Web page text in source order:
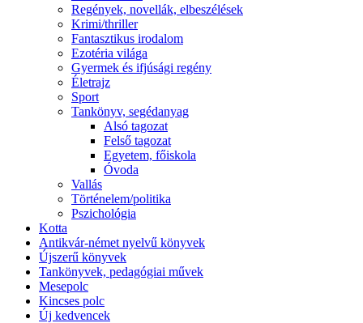
Regények, novellák, elbeszélések
Krimi/thriller
Fantasztikus irodalom
Ezotéria világa
Gyermek és ifjúsági regény
Életrajz
Sport
Tankönyv, segédanyag
Alsó tagozat
Felső tagozat
Egyetem, főiskola
Óvoda
Vallás
Történelem/politika
Pszichológia
Kotta
Antikvár-német nyelvű könyvek
Újszerű könyvek
Tankönyvek, pedagógiai művek
Mesepolc
Kincses polc
Új kedvencek